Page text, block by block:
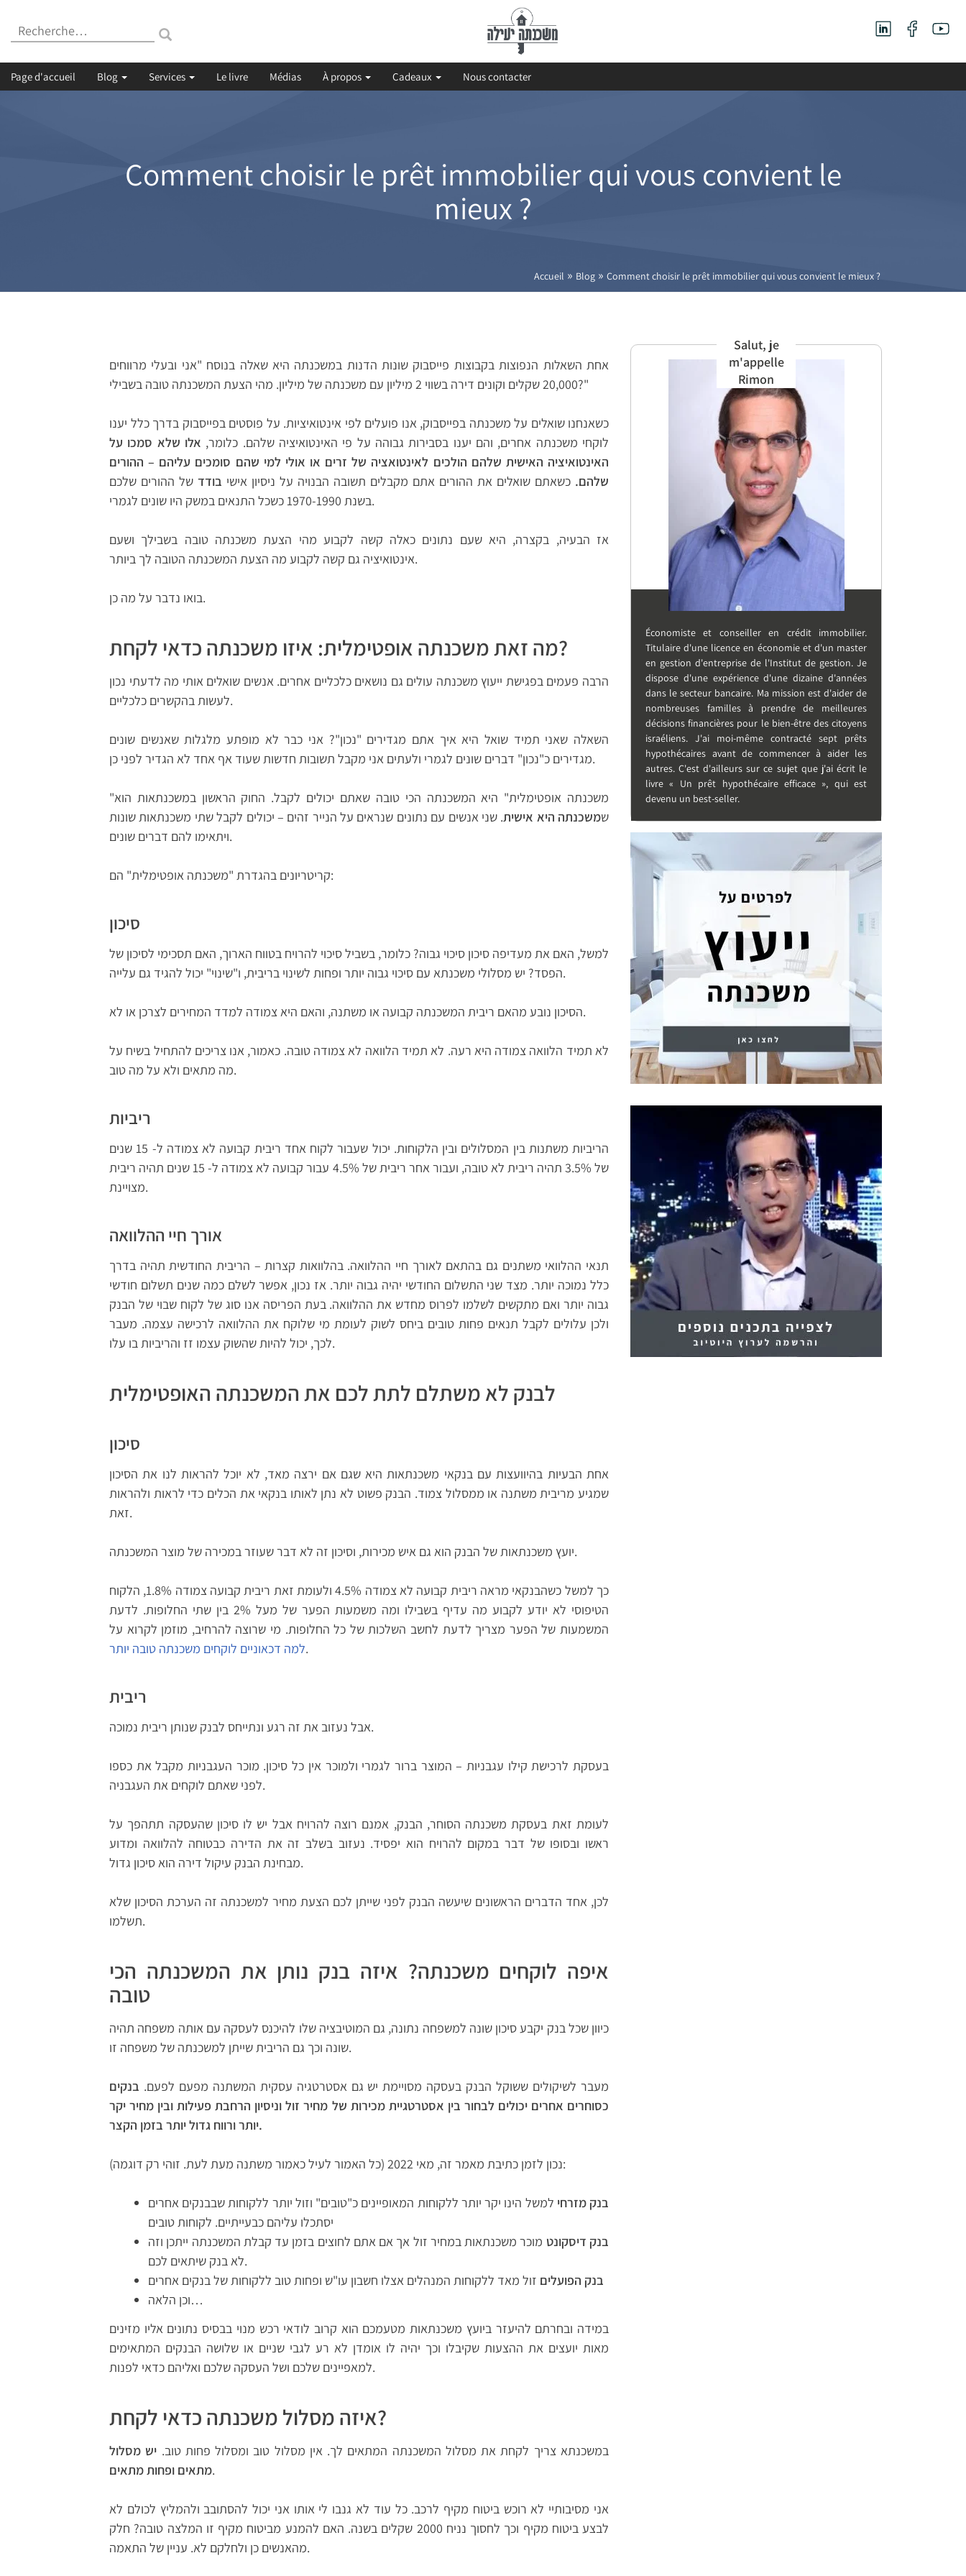
Recherche
Page d'accueil Blog Services Le livre Médias À propos Cadeaux Nous contacter
Comment choisir le prêt immobilier qui vous convient le
mieux ?
Accueil » Blog» Comment choisir le prêt immobilier qui vous convient le mieux ?
אחת השאלות הנפוצות בקבוצות פייסבוק שונות הדנות במשכנתה היא שאלה בנוסח "אני ובעלי מרווחים
20,000 שקלים וקונים דירה בשווי 2 מיליון עם משכנתה של מיליון. מהי הצעת המשכנתה טובה בשבילי?"
כשאנחנו שואלים על משכנתה בפייסבוק, אנו פועלים לפי אינטואיציות. על פוסטים בפייסבוק בדרך כלל יענו
לוקחי משכנתה אחרים, והם יענו בסבירות גבוהה על פי האינטואיציה שלהם. כלומר, אלו שלא סמכו על
האינטואיציה האישית שלהם הולכים לאינטואציה של זרים או אולי למי שהם סומכים עליהם – ההורים
שלהם. כשאתם שואלים את ההורים אתם מקבלים תשובה הבנויה על ניסיון אישי בודד של ההורים שלכם
בשנת 1970-1990 כשכל התנאים במשק היו שונים לגמרי.
אז הבעיה, בקצרה, היא שעם נתונים כאלה קשה לקבוע מהי הצעת משכנתה טובה בשבילך ושעם
אינטואיציה גם קשה לקבוע מה הצעת המשכנתה הטובה לך ביותר.
בואו נדבר על מה כן.
מה זאת משכנתה אופטימלית: איזו משכנתה כדאי לקחת?
הרבה פעמים בפגישת ייעוץ משכנתה עולים גם נושאים כלכליים אחרים. אנשים שואלים אותי מה לדעתי נכון
לעשות בהקשרים כלכליים.
השאלה שאני תמיד שואל היא איך אתם מגדירים "נכון"? אני כבר לא מופתע מלגלות שאנשים שונים
מגדירים כ"נכון" דברים שונים לגמרי ולעתים אני מקבל תשובות חדשות שעוד אף אחד לא הגדיר לפני כן.
"משכנתה אופטימלית" היא המשכנתה הכי טובה שאתם יכולים לקבל. החוק הראשון במשכנתאות הוא
שמשכנתה היא אישית. שני אנשים עם נתונים שנראים על הנייר זהים – יכולים לקבל שתי משכנתאות שונות
ויתאימו להם דברים שונים.
קריטריונים בהגדרת "משכנתה אופטימלית" הם:
סיכון
למשל, האם את מעדיפה סיכון סיכוי גבוה? כלומר, בשביל סיכוי להרויח בטווח הארוך, האם תסכימי לסיכון של
הפסד? יש מסלולי משכנתא עם סיכוי גבוה יותר ופחות לשינוי בריבית, ו"שינוי" יכול להגיד גם עלייה.
הסיכון נובע מהאם ריבית המשכנתה קבועה או משתנה, והאם היא צמודה למדד המחירים לצרכן או לא.
לא תמיד הלוואה צמודה היא רעה. לא תמיד הלוואה לא צמודה טובה. כאמור, אנו צריכים להתחיל בשיח על
מה מתאים ולא על מה טוב.
ריביות
הריביות משתנות בין המסלולים ובין הלקוחות. יכול שעבור לקוח אחד ריבית קבועה לא צמודה ל- 15 שנים
של 3.5% תהיה ריבית לא טובה, ועבור אחר ריבית של 4.5% עבור קבועה לא צמודה ל- 15 שנים תהיה ריבית
מצויינת.
אורך חיי ההלוואה
תנאי ההלוואי משתנים גם בהתאם לאורך חיי ההלוואה. בהלוואות קצרות – הריבית החודשית תהיה בדרך
כלל נמוכה יותר. מצד שני התשלום החודשי יהיה גבוה יותר. אז נכון, אפשר לשלם כמה שנים תשלום חודשי
גבוה יותר ואם מתקשים לשלמו לפרוס מחדש את ההלוואה. בעת הפריסה אנו סוג של לקוח שבוי של הבנק
ולכן עלולים לקבל תנאים פחות טובים ביחס לשוק לעומת מי שלוקח את ההלוואה לרכישה עצמה. מעבר
לכך, יכול להיות שהשוק עצמו זז והריביות בו עלו.
לבנק לא משתלם לתת לכם את המשכנתה האופטימלית
סיכון
אחת הבעיות בהיוועצות עם בנקאי משכנתאות היא שגם אם ירצה מאד, לא יוכל להראות לנו את הסיכון
שמגיע מריבית משתנה או ממסלול צמוד. הבנק פשוט לא נתן לאותו בנקאי את הכלים כדי לראות ולהראות
זאת.
יועץ משכנתאות של הבנק הוא גם איש מכירות, וסיכון זה לא דבר שעוזר במכירה של מוצר המשכנתה.
כך למשל כשהבנקאי מראה ריבית קבועה לא צמודה 4.5% ולעומת זאת ריבית קבועה צמודה 1.8%, הלקוח
הטיפוסי לא יודע לקבוע מה עדיף בשבילו ומה משמעות הפער של מעל 2% בין שתי החלופות. לדעת
המשמעות של הפער מצריך לדעת לחשב השלכות של כל החלופות. מי שרוצה להרחיב, מוזמן לקרוא על
למה דכאוניים לוקחים משכנתה טובה יותר.
ריבית
אבל נעזוב את זה רגע ונתייחס לבנק שנותן ריבית נמוכה.
בעסקת לרכישת קילו עגבניות – המוצר ברור לגמרי ולמוכר אין כל סיכון. מוכר העגבניות מקבל את כספו
לפני שאתם לוקחים את העגבניה.
לעומת זאת בעסקת משכנתה הסוחר, הבנק, אמנם רוצה להרויח אבל יש לו סיכון שהעסקה תתהפך על
ראשו ובסופו של דבר במקום להרויח הוא יפסיד. נעזוב בשלב זה את הדירה כבטוחה להלוואה ומדוע
מבחינת הבנק עיקול דירה הוא סיכון גדול.
לכן, אחד הדברים הראשונים שיעשה הבנק לפני שייתן לכם הצעת מחיר למשכנתה זה הערכת הסיכון שלא
תשלמו.
איפה לוקחים משכנתה? איזה בנק נותן את המשכנתה הכי
טובה
כיוון שכל בנק יקבע סיכון שונה למשפחה נתונה, גם המוטיבציה שלו להיכנס לעסקה עם אותה משפחה תהיה
שונה וכך גם הריבית שייתן למשכנתה של משפחה זו.
מעבר לשיקולים ששוקל הבנק בעסקה מסויימת יש גם אסטרטגיה עסקית המשתנה מפעם לפעם. בנקים
כסוחרים אחרים יכולים לבחור בין אסטרטגיית מכירות של מחיר זול וניסיון הרחבת פעילות ובין מחיר יקר
יותר ורווח גדול יותר בזמן הקצר.
נכון לזמן כתיבת מאמר זה, מאי 2022 (כל האמור לעיל כאמור משתנה מעת לעת. זוהי רק דוגמה):
בנק מזרחי למשל הינו יקר יותר ללקוחות המאופיינים כ"טובים" וזול יותר ללקוחות שבבנקים אחרים
יסתכלו עליהם כבעייתיים. לקוחות טובים
בנק דיסקונט מוכר משכנתאות במחיר זול אך אם אתם לחוצים בזמן עד קבלת המשכנתה ייתכן וזה
לא בנק שיתאים לכם.
בנק הפועלים זול מאד ללקוחות המנהלים אצלו חשבון עו"ש ופחות טוב ללקוחות של בנקים אחרים
וכן הלאה…
במידה ובחרתם להיעזר ביועץ משכנתאות מטעמכם הוא קרוב לודאי רכש מנוי בבסיס נתונים אליו מזינים
מאות יועצים את ההצעות שקיבלו וכך יהיה לו אומדן לא רע לגבי שניים או שלושה הבנקים המתאימים
למאפיינים שלכם ושל העסקה שלכם ואליהם כדאי לפנות.
איזה מסלול משכנתה כדאי לקחת?
במשכנתא צריך לקחת את מסלול המשכנתה המתאים לך. אין מסלול טוב ומסלול פחות טוב. יש מסלול
מתאים ופחות מתאים.
אני מסיבותיי לא רוכש ביטוח מקיף לרכב. כל עוד לא גנבו לי אותו אני יכול להסתובב ולהמליץ לכולם לא
לבצע ביטוח מקיף וכך לחסוך נניח 2000 שקלים בשנה. האם להמנע מביטוח מקיף זו המלצה טובה? חלק
מהאנשים כן ולחלקם לא. עניין של התאמה.
Salut, je
m'appelle
Rimon
Économiste et conseiller en crédit immobilier.
Titulaire d'une licence en économie et d'un master
en gestion d'entreprise de l'Institut de gestion. Je
dispose d'une expérience d'une dizaine d'années
dans le secteur bancaire. Ma mission est d'aider de
nombreuses familles à prendre de meilleures
décisions financières pour le bien-être des citoyens
israéliens. J'ai moi-même contracté sept prêts
hypothécaires avant de commencer à aider les
autres. C'est d'ailleurs sur ce sujet que j'ai écrit le
livre « Un prêt hypothécaire efficace », qui est
devenu un best-seller.